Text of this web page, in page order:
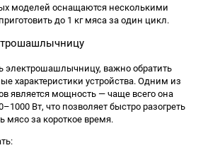
моделей оснащаются несколькими
до 1 кг мяса за один цикл.
электрошашлычницу, важно обратить
характеристики устройства. Одним из
является мощность — чаще всего она
Вт, что позволяет быстро разогреть
мясо за короткое время.